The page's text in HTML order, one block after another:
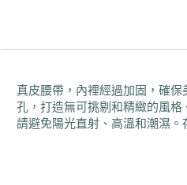
真皮腰帶，內裡經過加固，確
孔，打造無可挑剔和精緻的風格
請避免陽光直射、高溫和潮濕。